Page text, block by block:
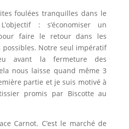
foulées tranquilles dans le
: s’économiser un
faire le retour dans les
Notre seul impératif
avant la fermeture des
nous laisse quand même 3
partie et je suis motivé à
promis par Biscotte au
Carnot. C’est le marché de